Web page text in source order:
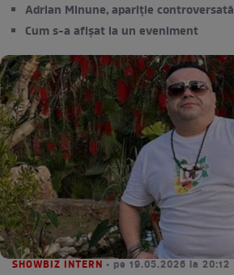
Adrian Minune, apariție controversată
Cum s-a afișat la un eveniment
SHOWBIZ INTERN • pe 19.05.2026 la 20:12